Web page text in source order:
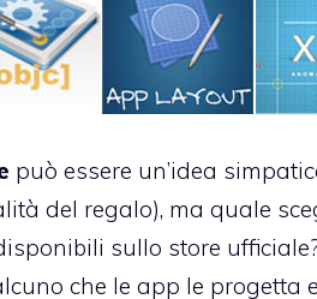
può essere un’idea
del regalo), ma quale
sullo store
che le app le progetta